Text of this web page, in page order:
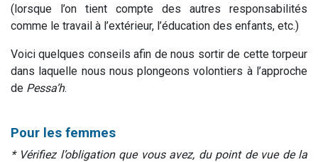
(lorsque l’on tient compte des autres responsabilités
comme le travail à l’extérieur, l’éducation des enfants, etc.)
Voici quelques conseils afin de nous sortir de cette torpeur
dans laquelle nous nous plongeons volontiers à l’approche
de Pessa’h.
Pour les femmes
* Vérifiez l’obligation que vous avez, du point de vue de la